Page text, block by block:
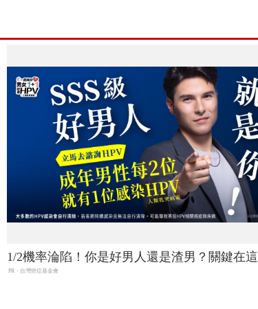
1/2機率淪陷！你是好男人還是渣男？關鍵在這
PR・台灣癌症基金會